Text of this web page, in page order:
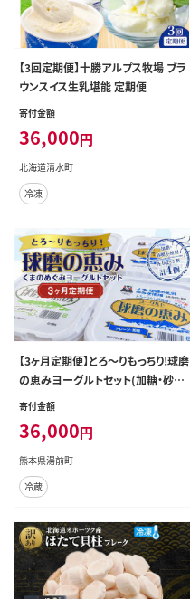
【3回定期便】十勝アルプス牧場 ブラ
ウンスイス生乳堪能 定期便
寄付金額
36,000円
北海道清水町
冷凍
【3ヶ月定期便】とろ～りもっちり!球磨
の恵みヨーグルトセット(加糖・砂糖
不使用各1kgx2個 計4個)計12kg
寄付金額
36,000円
熊本県湯前町
冷蔵